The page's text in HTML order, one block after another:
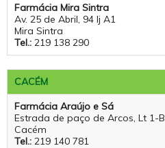
Farmácia Mira Sintra
Av. 25 de Abril, 94 lj A1
Mira Sintra
Tel.: 219 138 290
CACÉM
Farmácia Araújo e Sá
Estrada de paço de Arcos, Lt 1-B
Cacém
Tel.: 219 140 781